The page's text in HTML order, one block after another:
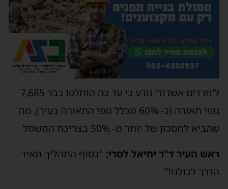
ל'חרדים אשדוד' נודע כי עד כה הוחלפו כבר 7,685
גופי תאורה (כ- 60% מכלל גופי התאורה בעיר), מה
שהביא לחסכון של יותר מ- 50% בצריכת החשמל.
ראש העיר ד"ר יחיאל לסרי: "בסוף התהליך תאיר
הדרך לכולנו!"